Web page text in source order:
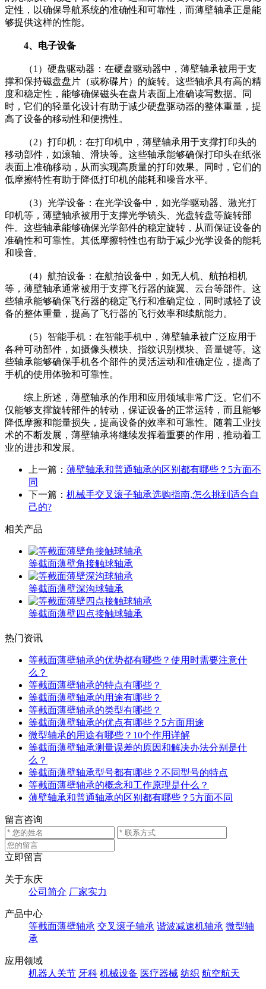
定性，以确保导航系统的准确性和可靠性，而薄壁轴承正是能
够提供这样的性能。
4、电子设备
（1）硬盘驱动器：在硬盘驱动器中，薄壁轴承被用于支
撑和保持磁盘盘片（或称碟片）的旋转。这些轴承具有高的精
度和稳定性，能够确保磁头在盘片表面上准确读写数据。同
时，它们的轻量化设计有助于减少硬盘驱动器的整体重量，提
高了设备的移动性和便携性。
（2）打印机：在打印机中，薄壁轴承用于支撑打印头的
移动部件，如滚轴、滑块等。这些轴承能够确保打印头在纸张
表面上准确移动，从而实现高质量的打印效果。同时，它们的
低摩擦特性有助于降低打印机的能耗和噪音水平。
（3）光学设备：在光学设备中，如光学驱动器、激光打
印机等，薄壁轴承被用于支撑光学镜头、光盘转盘等旋转部
件。这些轴承能够确保光学部件的稳定旋转，从而保证设备的
准确性和可靠性。其低摩擦特性也有助于减少光学设备的能耗
和噪音。
（4）航拍设备：在航拍设备中，如无人机、航拍相机
等，薄壁轴承通常被用于支撑飞行器的旋翼、云台等部件。这
些轴承能够确保飞行器的稳定飞行和准确定位，同时减轻了设
备的整体重量，提高了飞行器的飞行效率和续航能力。
（5）智能手机：在智能手机中，薄壁轴承被广泛应用于
各种可动部件，如摄像头模块、指纹识别模块、音量键等。这
些轴承能够确保手机各个部件的灵活运动和准确定位，提高了
手机的使用体验和可靠性。
综上所述，薄壁轴承的作用和应用领域非常广泛。它们不
仅能够支撑旋转部件的转动，保证设备的正常运转，而且能够
降低摩擦和能量损失，提高设备的效率和可靠性。随着工业技
术的不断发展，薄壁轴承将继续发挥着重要的作用，推动着工
业的进步和发展。
上一篇： 薄壁轴承和普通轴承的区别都有哪些？5方面不
同
下一篇： 机械手交叉滚子轴承选购指南,怎么挑到适合自
己的?
相关产品
等截面薄壁角接触球轴承
等截面薄壁深沟球轴承
等截面薄壁四点接触球轴承
热门资讯
等截面薄壁轴承的优势都有哪些？使用时需要注意什
么？
等截面薄壁轴承的特点有哪些？
等截面薄壁轴承的用途有哪些？
等截面薄壁轴承的类型有哪些？
等截面薄壁轴承的优点有哪些？5方面用途
微型轴承的用途有哪些？10个作用详解
等截面薄壁轴承测量误差的原因和解决办法分别是什
么？
等截面薄壁轴承型号都有哪些？不同型号的特点
等截面薄壁轴承的概念和工作原理是什么？
薄壁轴承和普通轴承的区别都有哪些？5方面不同
留言咨询
立即留言
关于东庆
公司简介 厂家实力
产品中心
等截面薄壁轴承 交叉滚子轴承 谐波减速机轴承 微型轴
承
应用领域
机器人关节 牙科 机械设备 医疗器械 纺织 航空航天